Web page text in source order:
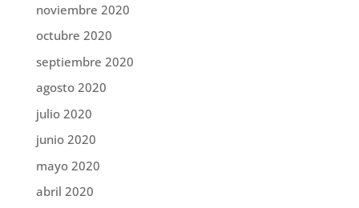
noviembre 2020
octubre 2020
septiembre 2020
agosto 2020
julio 2020
junio 2020
mayo 2020
abril 2020